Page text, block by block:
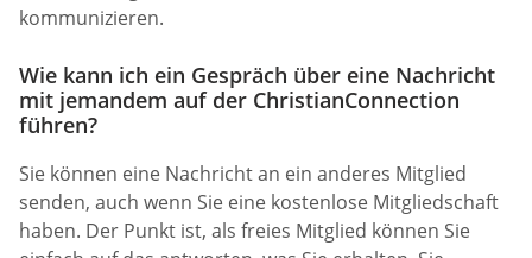
kommunizieren.
Wie kann ich ein Gespräch über eine Nachricht
mit jemandem auf der ChristianConnection
führen?
Sie können eine Nachricht an ein anderes Mitglied
senden, auch wenn Sie eine kostenlose Mitgliedschaft
haben. Der Punkt ist, als freies Mitglied können Sie